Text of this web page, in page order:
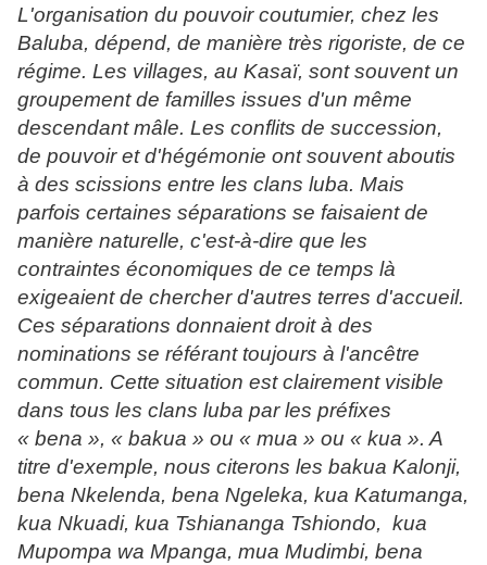
L'organisation du pouvoir coutumier, chez les
Baluba, dépend, de manière très rigoriste, de ce
régime. Les villages, au Kasaï, sont souvent un
groupement de familles issues d'un même
descendant mâle. Les conflits de succession,
de pouvoir et d'hégémonie ont souvent aboutis
à des scissions entre les clans luba. Mais
parfois certaines séparations se faisaient de
manière naturelle, c'est-à-dire que les
contraintes économiques de ce temps là
exigeaient de chercher d'autres terres d'accueil.
Ces séparations donnaient droit à des
nominations se référant toujours à l'ancêtre
commun. Cette situation est clairement visible
dans tous les clans luba par les préfixes
« bena », « bakua » ou « mua » ou « kua ». A
titre d'exemple, nous citerons les bakua Kalonji,
bena Nkelenda, bena Ngeleka, kua Katumanga,
kua Nkuadi, kua Tshiananga Tshiondo, kua
Mupompa wa Mpanga, mua Mudimbi, bena